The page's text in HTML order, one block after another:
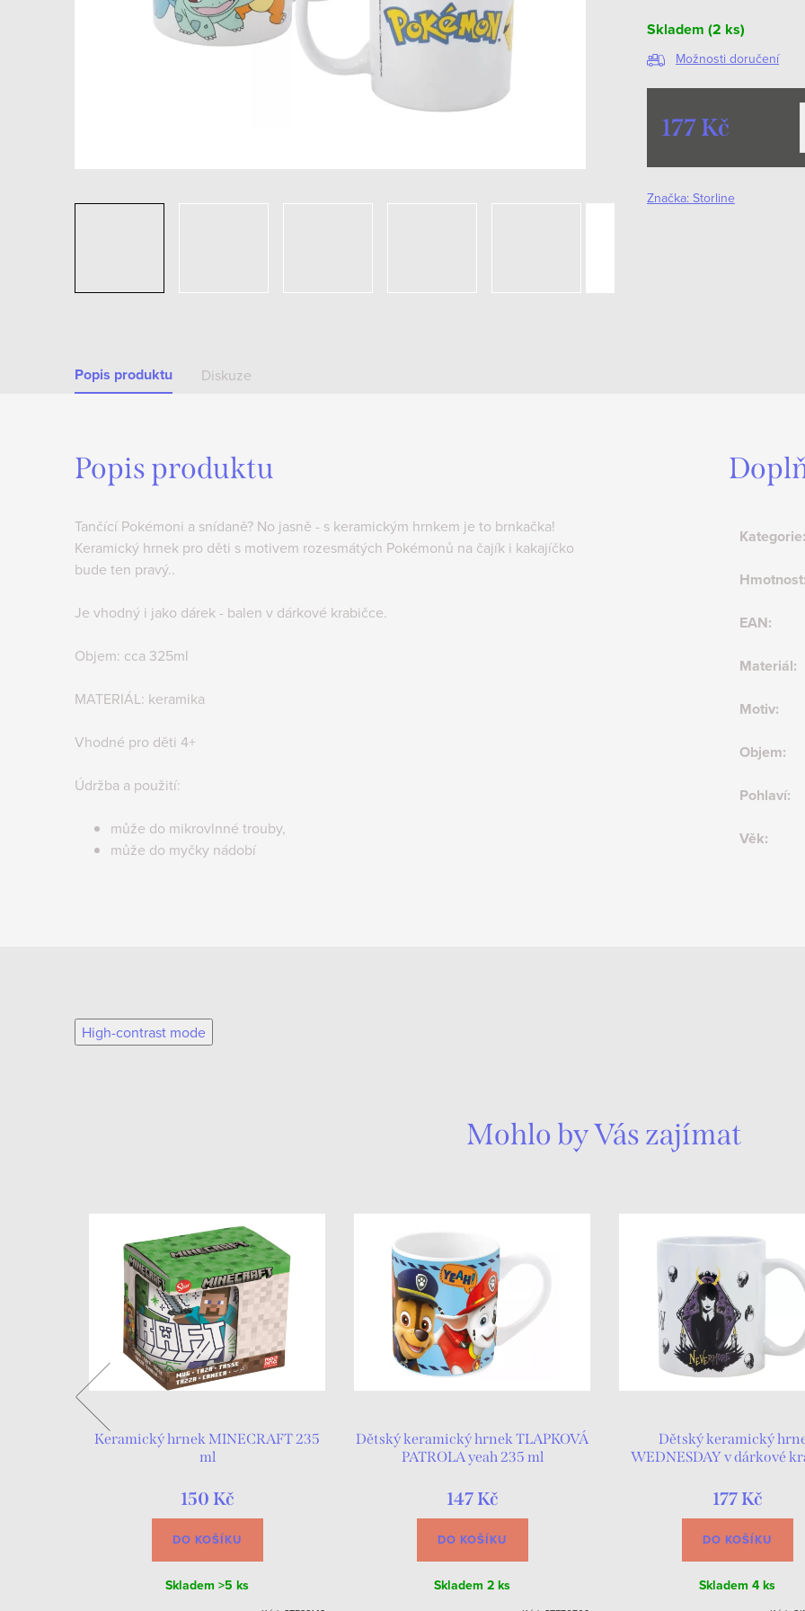
Skladem (2 ks)
Možnosti doručení
177 Kč
cena:
Značka: Storline
Popis produktu Diskuze
Popis produktu
Tančící Pokémoni a snídaně? No jasně - s keramickým hrnkem je to brnkačka!
Keramický hrnek pro děti s motivem rozesmátých Pokémonů na čajík i kakajíčko
bude ten pravý..
Je vhodný i jako dárek - balen v dárkové krabičce.
Objem: cca 325ml
MATERIÁL: keramika
Vhodné pro děti 4+
Údržba a použití:
může do mikrovlnné trouby,
může do myčky nádobí
Kategorie:
Hmotnost
EAN:
Materiál:
Motiv:
Objem:
Pohlaví:
Věk:
High-contrast mode
Mohlo by Vás zajímat
Keramický hrnek MINECRAFT 235
ml
150 Kč
DO KOŠÍKU
Skladem >5 ks
Dětský keramický hrnek TLAPKOVÁ
PATROLA yeah 235 ml
147 Kč
DO KOŠÍKU
Skladem 2 ks
Dětský keramický
WEDNESDAY v dárkové
177 Kč
DO KOŠÍKU
Skladem 4 ks